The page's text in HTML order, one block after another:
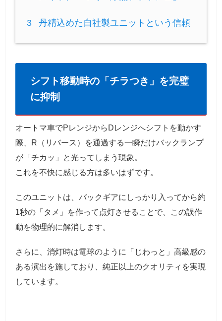
3 丹精込めた自社製ユニットという信頼
シフト移動時の「チラつき」を完璧
に抑制
オートマ車でPレンジからDレンジへシフトを動かす
際、R（リバース）を通過する一瞬だけバックランプ
が「チカッ」と光ってしまう現象。
これを不快に感じる方は多いはずです。
このユニットは、バックギアにしっかり入ってから約
1秒の「タメ」を作って点灯させることで、この誤作
動を物理的に解消します。
さらに、消灯時は電球のように「じわっと」高級感の
ある演出を施しており、純正以上のクオリティを実現
しています。